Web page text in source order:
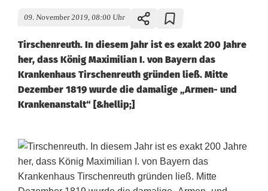
09. November 2019, 08:00 Uhr
Tirschenreuth. In diesem Jahr ist es exakt 200 Jahre
her, dass König Maximilian I. von Bayern das
Krankenhaus Tirschenreuth gründen ließ. Mitte
Dezember 1819 wurde die damalige „Armen- und
Krankenanstalt“ [&hellip;]